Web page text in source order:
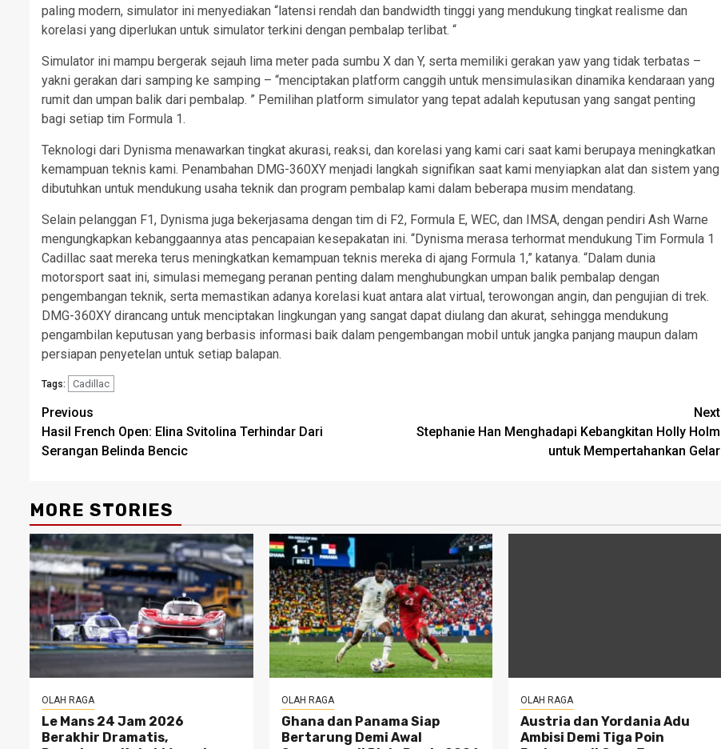
paling modern, simulator ini menyediakan “latensi rendah dan bandwidth tinggi yang mendukung tingkat realisme dan
korelasi yang diperlukan untuk simulator terkini dengan pembalap terlibat. “
Simulator ini mampu bergerak sejauh lima meter pada sumbu X dan Y, serta memiliki gerakan yaw yang tidak terbatas –
yakni gerakan dari samping ke samping – “menciptakan platform canggih untuk mensimulasikan dinamika kendaraan yang
rumit dan umpan balik dari pembalap. ” Pemilihan platform simulator yang tepat adalah keputusan yang sangat penting
bagi setiap tim Formula 1.
Teknologi dari Dynisma menawarkan tingkat akurasi, reaksi, dan korelasi yang kami cari saat kami berupaya meningkatkan
kemampuan teknis kami. Penambahan DMG-360XY menjadi langkah signifikan saat kami menyiapkan alat dan sistem yang
dibutuhkan untuk mendukung usaha teknik dan program pembalap kami dalam beberapa musim mendatang.
Selain pelanggan F1, Dynisma juga bekerjasama dengan tim di F2, Formula E, WEC, dan IMSA, dengan pendiri Ash Warne
mengungkapkan kebanggaannya atas pencapaian kesepakatan ini. “Dynisma merasa terhormat mendukung Tim Formula 1
Cadillac saat mereka terus meningkatkan kemampuan teknis mereka di ajang Formula 1,” katanya. “Dalam dunia
motorsport saat ini, simulasi memegang peranan penting dalam menghubungkan umpan balik pembalap dengan
pengembangan teknik, serta memastikan adanya korelasi kuat antara alat virtual, terowongan angin, dan pengujian di trek.
DMG-360XY dirancang untuk menciptakan lingkungan yang sangat dapat diulang dan akurat, sehingga mendukung
pengambilan keputusan yang berbasis informasi baik dalam pengembangan mobil untuk jangka panjang maupun dalam
persiapan penyetelan untuk setiap balapan.
Tags: Cadillac
Post
navigation
Previous
Hasil French Open: Elina Svitolina Terhindar Dari
Serangan Belinda Bencic
Next
Stephanie Han Menghadapi Kebangkitan Holly Holm
untuk Mempertahankan Gelar
MORE STORIES
OLAH RAGA
Le Mans 24 Jam 2026
Berakhir Dramatis,
OLAH RAGA
Ghana dan Panama Siap
Bertarung Demi Awal
OLAH RAGA
Austria dan Yordania Adu
Ambisi Demi Tiga Poin